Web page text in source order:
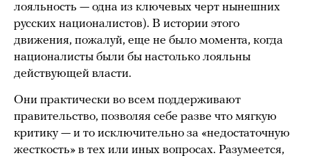
лояльность — одна из ключевых черт нынешних
русских националистов). В истории этого
движения, пожалуй, еще не было момента, когда
националисты были бы настолько лояльны
действующей власти.
Они практически во всем поддерживают
правительство, позволяя себе разве что мягкую
критику — и то исключительно за «недостаточную
жесткость» в тех или иных вопросах. Разумеется,